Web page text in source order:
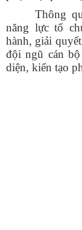
Thông
năng lực tổ
hành, giải
đội ngũ cán
diện, kiến tạo